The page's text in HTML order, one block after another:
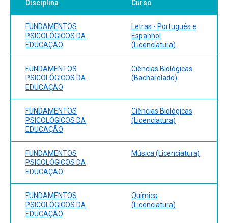
Disciplina Curso
FUNDAMENTOS
PSICOLÓGICOS DA
EDUCAÇÃO
Letras - Português e
Espanhol
(Licenciatura)
FUNDAMENTOS
PSICOLÓGICOS DA
EDUCAÇÃO
Ciências Biológicas
(Bacharelado)
FUNDAMENTOS
PSICOLÓGICOS DA
EDUCAÇÃO
Ciências Biológicas
(Licenciatura)
FUNDAMENTOS
PSICOLÓGICOS DA
EDUCAÇÃO
Música (Licenciatura)
FUNDAMENTOS
PSICOLÓGICOS DA
EDUCAÇÃO
Química
(Licenciatura)